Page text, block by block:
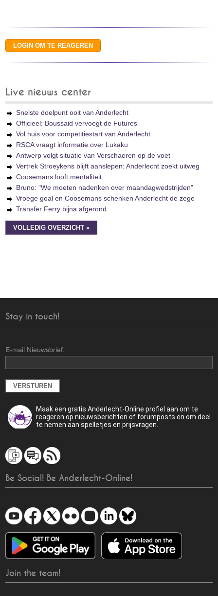
Live nieuws center
Snelste doelpunt ooit van Anderlecht
Officieel: Boussaid vervoegt de Futures
Vol huis voor competitiestart van Anderlecht
RSCA vraagt informatie over Lukaku
Antwerp volgt situatie van Verschaeren op de voet
Vertrek Stroeykens blijft aanslepen: Anderlecht zoekt uitweg
Coosemans looft mentaliteit
Bruno: "We moeten nadenken over maandagwedstrijden"
Vroege goal en Coosemans schenken Anderlecht de zege
Transfer Ferry bijna afgerond
VOLLEDIG OVERZICHT »
Stay in touch!
E-mail Nieuwsbrief:
Maak een gratis Anderlecht-Online profiel aan om te
reageren op nieuwsberichten of forumposts en om deel
te nemen aan spelletjes en prijsvragen.
Be Social! Be Anderlecht-Online!
Join the team!